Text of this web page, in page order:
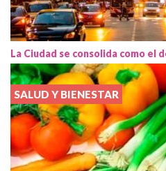
La Ciudad se consolida como el
SALUD Y BIENESTAR